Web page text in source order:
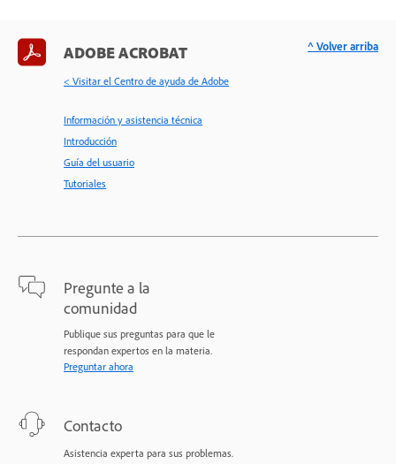
ADOBE ACROBAT
< Visitar el Centro de ayuda de Adobe
Información y asistencia técnica
Introducción
Guía del usuario
Tutoriales
Pregunte a la
comunidad
Publique sus preguntas para que le
respondan expertos en la materia.
Preguntar ahora
Contacto
Asistencia experta para sus problemas.
^ Volver arriba